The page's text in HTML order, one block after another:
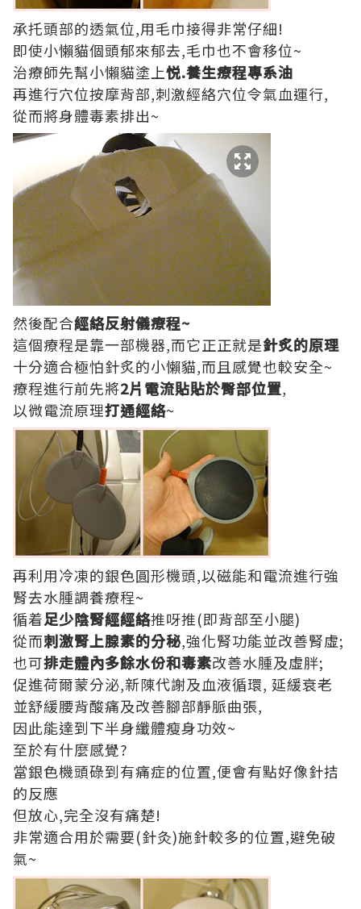
承托頭部的透氣位,用毛巾接得非常仔細!
即使小懶貓個頭郁來郁去,毛巾也不會移位~
治療師先幫小懶貓塗上悦.養生療程專系油
再進行穴位按摩背部,刺激經絡穴位令氣血運行,
從而將身體毒素排出~
然後配合經絡反射儀療程~
這個療程是靠一部機器,而它正正就是針炙的原理
十分適合極怕針炙的小懶貓,而且感覺也較安全~
療程進行前先將2片電流貼貼於臀部位置,
以微電流原理打通經絡~
再利用冷凍的銀色圓形機頭,以磁能和電流進行強
腎去水腫調養療程~
循着足少陰腎經經絡推呀推(即背部至小腿)
從而刺激腎上腺素的分秘,強化腎功能並改善腎虛;
也可排走體內多餘水份和毒素改善水腫及虛胖;
促進荷爾蒙分泌,新陳代謝及血液循環, 延緩衰老
並舒緩腰背酸痛及改善腳部靜脈曲張,
因此能達到下半身纖體瘦身功效~
至於有什麼感覺?
當銀色機頭碌到有痛症的位置,便會有點好像針拮
的反應
但放心,完全沒有痛楚!
非常適合用於需要(針灸)施針較多的位置,避免破
氣~